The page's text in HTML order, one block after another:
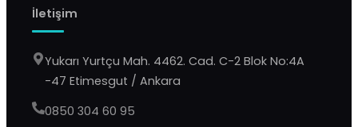
İletişim
Yukarı Yurtçu Mah. 4462. Cad. C-2 Blok No:4A
-47 Etimesgut / Ankara
0850 304 60 95